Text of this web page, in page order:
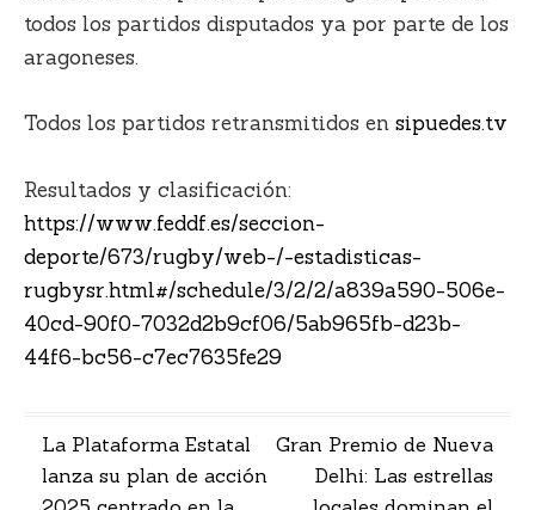
todos los partidos disputados ya por parte de los
aragoneses.
Todos los partidos retransmitidos en sipuedes.tv
Resultados y clasificación:
https://www.feddf.es/seccion-
deporte/673/rugby/web-/-estadisticas-
rugbysr.html#/schedule/3/2/2/a839a590-506e-
40cd-90f0-7032d2b9cf06/5ab965fb-d23b-
44f6-bc56-c7ec7635fe29
Navegación
de
La Plataforma Estatal
lanza su plan de acción
Gran Premio de Nueva
Delhi: Las estrellas